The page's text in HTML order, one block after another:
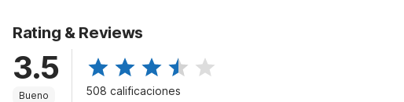
Rating & Reviews
3.5
Bueno 508 calificaciones